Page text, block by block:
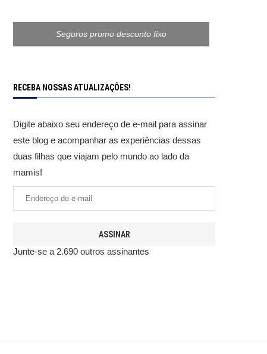
Seguros promo desconto fixo
RECEBA NOSSAS ATUALIZAÇÕES!
Digite abaixo seu endereço de e-mail para assinar
este blog e acompanhar as experiências dessas
duas filhas que viajam pelo mundo ao lado da
mamis!
ASSINAR
Junte-se a 2.690 outros assinantes